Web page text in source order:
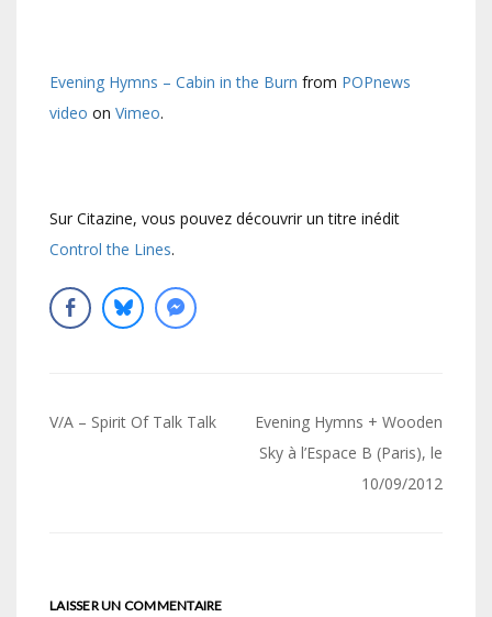
Evening Hymns – Cabin in the Burn from POPnews
video on Vimeo.
Sur Citazine, vous pouvez découvrir un titre inédit
Control the Lines.
Navigation
V/A – Spirit Of Talk Talk
Evening Hymns + Wooden
Sky à l’Espace B (Paris), le
10/09/2012
LAISSER UN COMMENTAIRE